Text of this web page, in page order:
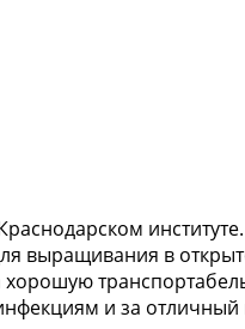
институте.
выращивания в
и за отличный